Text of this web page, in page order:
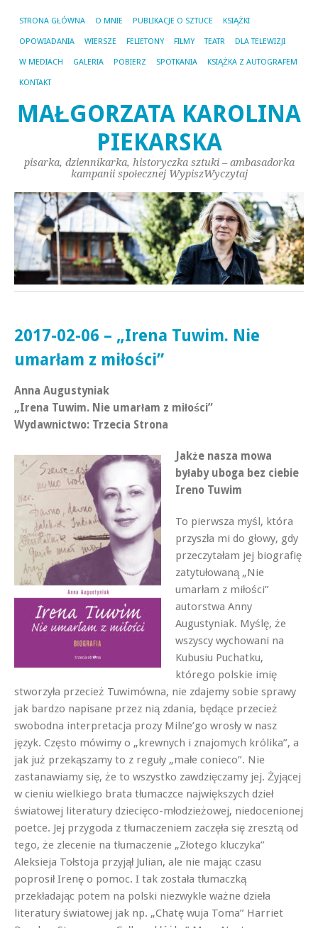
STRONA GŁÓWNA O MNIE PUBLIKACJE O SZTUCE KSIĄŻKI
OPOWIADANIA WIERSZE FELIETONY FILMY TEATR DLA TELEWIZJI
W MEDIACH GALERIA POBIERZ SPOTKANIA KSIĄŻKA Z AUTOGRAFEM
KONTAKT
MAŁGORZATA KAROLINA
PIEKARSKA
pisarka, dziennikarka, historyczka sztuki – ambasadorka
kampanii społecznej WypiszWyczytaj
2017-02-06 – „Irena Tuwim. Nie
umarłam z miłości”
Anna Augustyniak
„Irena Tuwim. Nie umarłam z miłości”
Wydawnictwo: Trzecia Strona
Jakże nasza mowa
byłaby uboga bez ciebie
Ireno Tuwim
To pierwsza myśl, która
przyszła mi do głowy, gdy
przeczytałam jej biografię
zatytułowaną „Nie
umarłam z miłości”
autorstwa Anny
Augustyniak. Myślę, że
wszyscy wychowani na
Kubusiu Puchatku,
którego polskie imię
stworzyła przecież Tuwimówna, nie zdajemy sobie sprawy
jak bardzo napisane przez nią zdania, będące przecież
swobodna interpretacja prozy Milne’go wrosły w nasz
język. Często mówimy o „krewnych i znajomych królika”, a
jak już przekąszamy to z reguły „małe conieco”. Nie
zastanawiamy się, że to wszystko zawdzięczamy jej. Żyjącej
w cieniu wielkiego brata tłumaczce największych dzieł
światowej literatury dziecięco-młodzieżowej, niedocenionej
poetce. Jej przygoda z tłumaczeniem zaczęła się zresztą od
tego, że zlecenie na tłumaczenie „Złotego kluczyka”
Aleksieja Tołstoja przyjął Julian, ale nie mając czasu
poprosił Irenę o pomoc. I tak została tłumaczką
przekładając potem na polski niezwykle ważne dzieła
literatury światowej jak np. „Chatę wuja Toma” Harriet